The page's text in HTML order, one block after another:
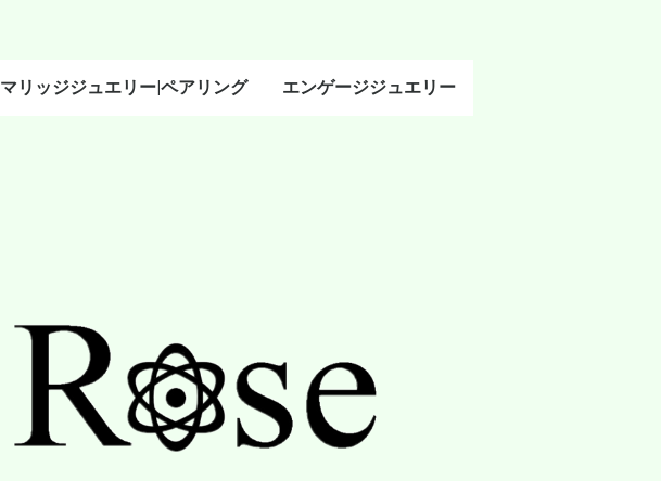
マリッジジュエリー|ペアリング エンゲージジュエリー